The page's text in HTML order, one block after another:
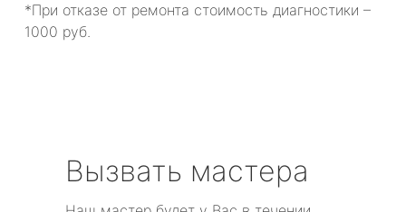
*При отказе от ремонта стоимость диагностики –
1000 руб.
Вызвать мастера